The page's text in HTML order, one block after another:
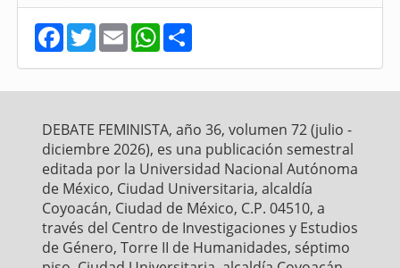
F
a
c
e
b
k
T
w
t
t
E
m
a
i
l
W
h
a
t
s
p
S
h
r
e
DEBATE FEMINISTA, año 36, volumen 72 (julio -
diciembre 2026), es una publicación semestral
editada por la Universidad Nacional Autónoma
de México, Ciudad Universitaria, alcaldía
Coyoacán, Ciudad de México, C.P. 04510, a
través del Centro de Investigaciones y Estudios
de Género, Torre II de Humanidades, séptimo